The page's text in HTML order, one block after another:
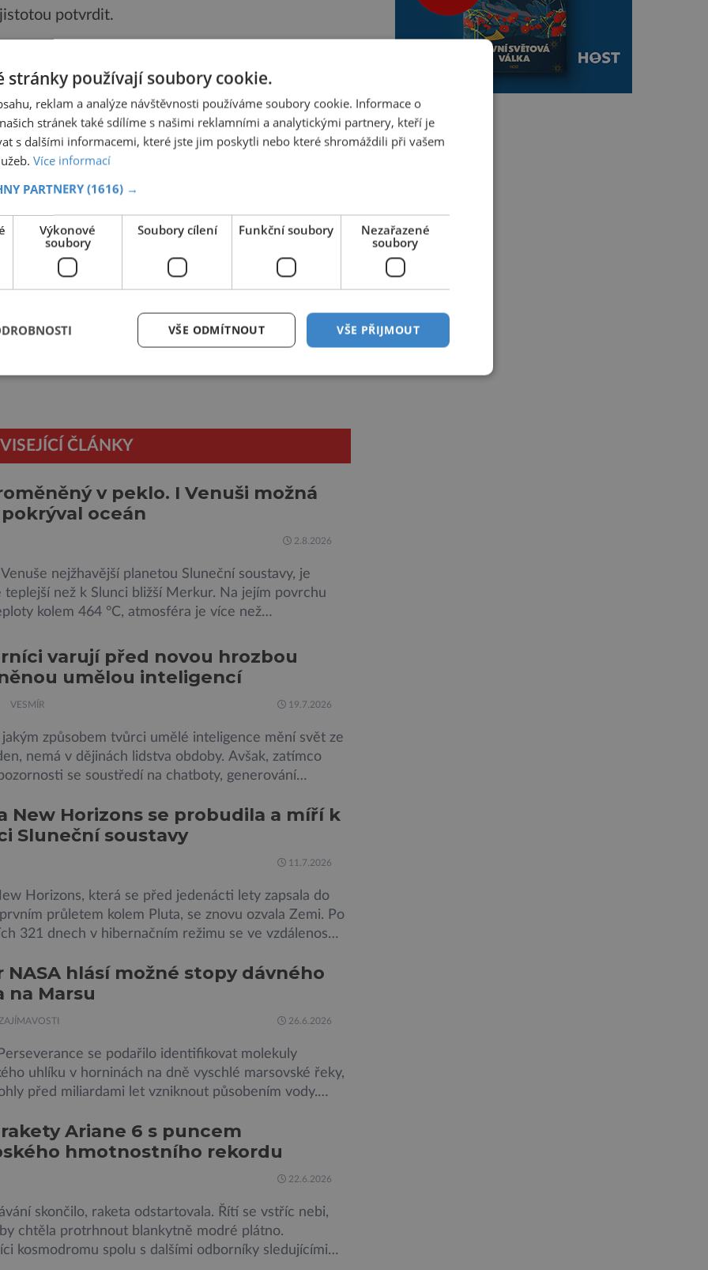
potvrdit.
od amatérských vědců zapojených do
odborníků z Austrálie, Británie, Dánska a
– a
Artemis II: raketa je na rampě, start se blíží
ČLÁNKY
v peklo. I Venuši možná
oceán
2.8.2026
nejžhavější planetou Sluneční soustavy, je
teplejší než k Slunci bližší Merkur. Na jejím povrchu
kolem 464 °C, atmosféra je více než
hustší než na Zemi a aby toho nebylo málo, z
snáší kapky kyseliny sírové. Zkrátka, není to
ve kterém by příčetný člověk chtěl strávit […]
varují před novou hrozbou
umělou inteligencí
VESMÍR 19.7.2026
jakým způsobem tvůrci umělé inteligence mění svět ze
nemá v dějinách lidstva obdoby. Avšak, zatímco
se soustředí na chatboty, generování
na mnohem méně nápadné riziko. Podle některých
by už během příštích dvou let mohly pokročilé
New Horizons se probudila a míří k
Sluneční soustavy
11.7.2026
Horizons, která se před jedenácti lety zapsala do
průletem kolem Pluta, se znovu ozvala Zemi. Po
321 dnech v hibernačním režimu se ve vzdálenosti
stavu. Nyní ji čeká další etapa její mise, jejíž ambicí je
nejpodrobnější […]
NASA hlásí možné stopy dávného
na Marsu
ZAJÍMAVOSTI 26.6.2026
se podařilo identifikovat molekuly
uhlíku v horninách na dně vyschlé marsovské řeky,
před miliardami let vzniknout působením vody.
Sherloc, umístěném na roveru Perseverance,
organický uhlík v jílovcích z výchozů, což jsou
Ariane 6 s puncem
hmotnostního rekordu
22.6.2026
skončilo, raketa odstartovala. Řítí se vstříc nebi,
chtěla protrhnout blankytně modré plátno.
kosmodromu spolu s dalšími odborníky sledujícími
stránky používají soubory cookie.
reklam a analýze návštěvnosti používáme soubory cookie. Informace o
stránek také sdílíme s našimi reklamními a analytickými partnery, kteří je
s dalšími informacemi, které jste jim poskytli nebo které shromáždili při vašem
Více informací
PARTNERY (1616) →
Výkonové
soubory
Soubory cílení Funkční soubory
Nezařazené
soubory
VŠE PŘIJMOUT
VŠE ODMÍTNOUT